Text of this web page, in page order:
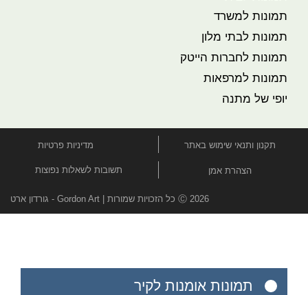
תמונות למשרד
תמונות לבתי מלון
תמונות לחברות הייטק
תמונות למרפאות
יופי של מתנה
תקנון ותנאי שימוש באתר מדיניות פרטיות
הצהרת אמן תשובות לשאלות נפוצות
Ⓒ 2026 כל הזכויות שמורות | Gordon Art - גורדון ארט
תמונות אומנות לקיר